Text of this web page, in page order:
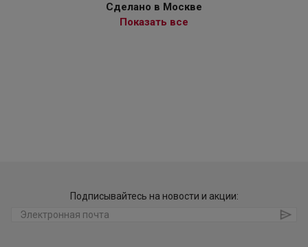
Сделано в Москве
Показать все
Подписывайтесь на новости и акции: